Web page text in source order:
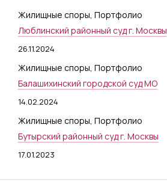
Жилищные споры, Портфолио
Люблинский районный суд г. Москвы
26.11.2024
Жилищные споры, Портфолио
Балашихинский городской суд МО
14.02.2024
Жилищные споры, Портфолио
Бутырский районный суд г. Москвы
17.01.2023